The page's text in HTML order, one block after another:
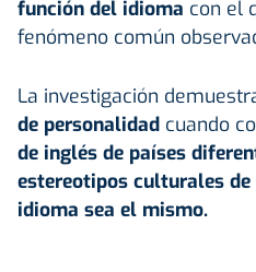
función del idioma con el
fenómeno común
La investigación
de personalidad cuando
de inglés de países
estereotipos culturales de
idioma sea el mismo.